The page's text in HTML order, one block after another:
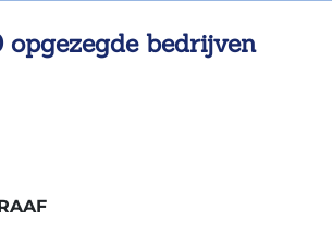
opgezegde bedrijven